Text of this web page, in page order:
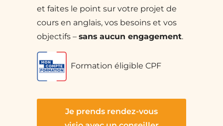
et faites le point sur votre projet de
cours en anglais, vos besoins et vos
objectifs – sans aucun engagement.
Formation éligible CPF
Je prends rendez-vous